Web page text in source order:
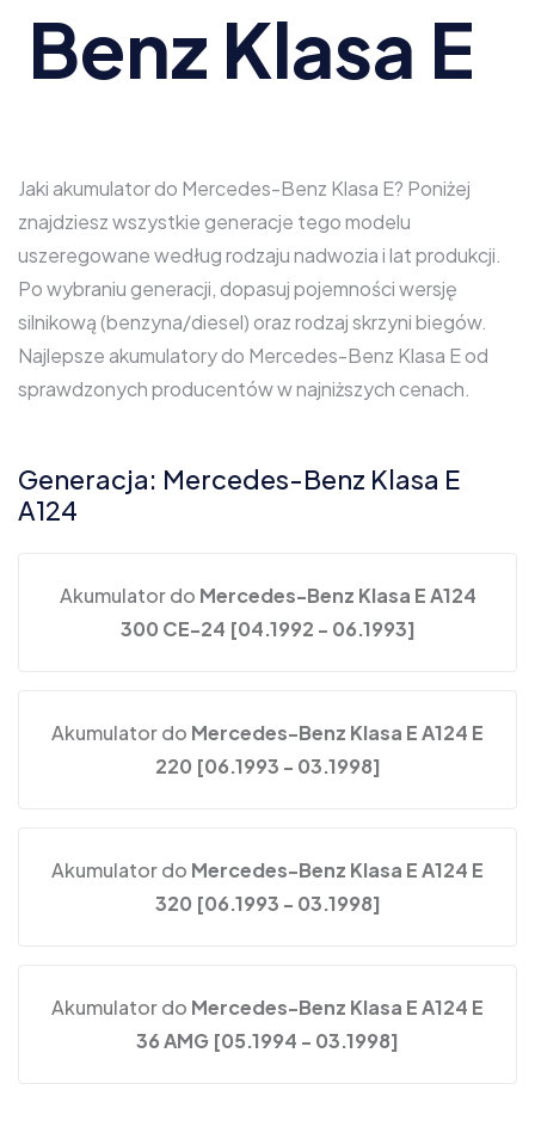
Benz Klasa E
Jaki akumulator do Mercedes-Benz Klasa E? Poniżej
znajdziesz wszystkie generacje tego modelu
uszeregowane według rodzaju nadwozia i lat produkcji.
Po wybraniu generacji, dopasuj pojemności wersję
silnikową (benzyna/diesel) oraz rodzaj skrzyni biegów.
Najlepsze akumulatory do Mercedes-Benz Klasa E od
sprawdzonych producentów w najniższych cenach.
Generacja: Mercedes-Benz Klasa E
A124
Akumulator do Mercedes-Benz Klasa E A124
300 CE-24 [04.1992 - 06.1993]
Akumulator do Mercedes-Benz Klasa E A124 E
220 [06.1993 - 03.1998]
Akumulator do Mercedes-Benz Klasa E A124 E
320 [06.1993 - 03.1998]
Akumulator do Mercedes-Benz Klasa E A124 E
36 AMG [05.1994 - 03.1998]